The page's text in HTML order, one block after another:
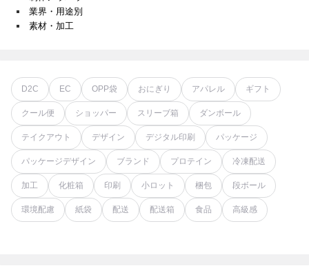
業界・用途別
素材・加工
D2C EC OPP袋 おにぎり アパレル ギフト
クール便 ショッパー スリーブ箱 ダンボール
テイクアウト デザイン デジタル印刷 パッケージ
パッケージデザイン ブランド プロテイン 冷凍配送
加工 化粧箱 印刷 小ロット 梱包 段ボール
環境配慮 紙袋 配送 配送箱 食品 高級感